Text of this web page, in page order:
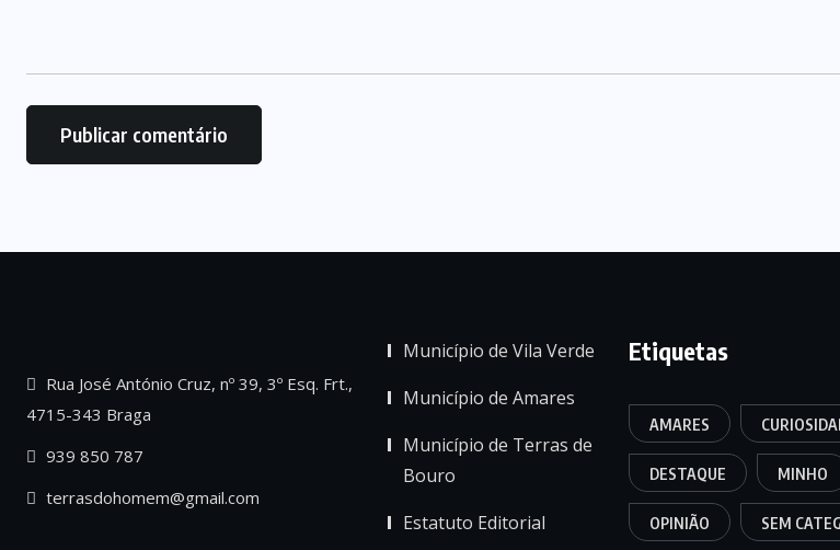
Rua José António Cruz, nº 39, 3º Esq. Frt.,
4715-343 Braga
939 850 787
terrasdohomem@gmail.com
Município de Vila Verde
Município de Amares
Município de Terras de
Bouro
Estatuto Editorial
Etiquetas
AMARES
DESTAQUE MINHO
OPINIÃO SEM